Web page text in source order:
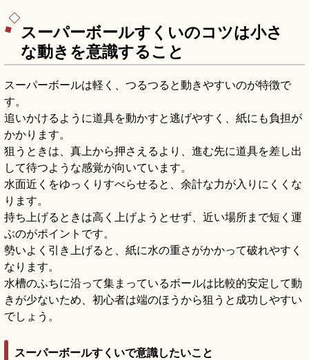
スーパーボールすくいのコツは小さ
な動きを意識すること
スーパーボールは軽く、つるつると動きやすいのが特徴で
す。
追いかけるように道具を動かすと逃げやすく、紙にも負担が
かかります。
狙うときは、真上から押さえるより、進む先に道具を差し出
して待つような感覚が向いています。
水面近くをゆっくりすべらせると、余計な力が入りにくくな
ります。
持ち上げるときは高く上げようとせず、近い場所まで短く運
ぶのがポイントです。
勢いよく引き上げると、紙に水の重さがかかって破れやすく
なります。
水槽のふちに沿って集まっているボールは比較的安定して動
きが少ないため、初心者は端のほうから狙うと成功しやすい
でしょう。
スーパーボールすくいで意識したいこと